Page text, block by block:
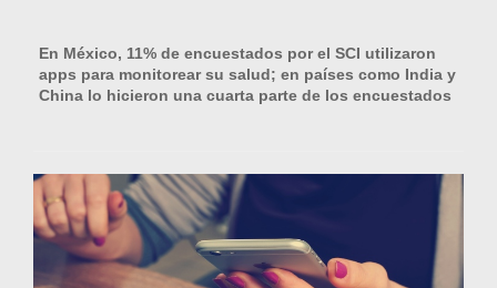
En México, 11% de encuestados por el SCI utilizaron
apps para monitorear su salud; en países como India y
China lo hicieron una cuarta parte de los encuestados